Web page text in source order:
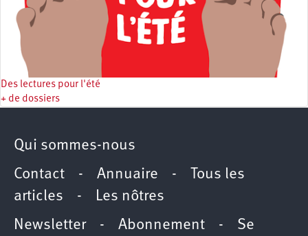
Des lectures pour l'été
+ de dossiers
Qui sommes-nous
Contact - Annuaire -
Tous les
articles - Les nôtres
Newsletter- Abonnement - Se